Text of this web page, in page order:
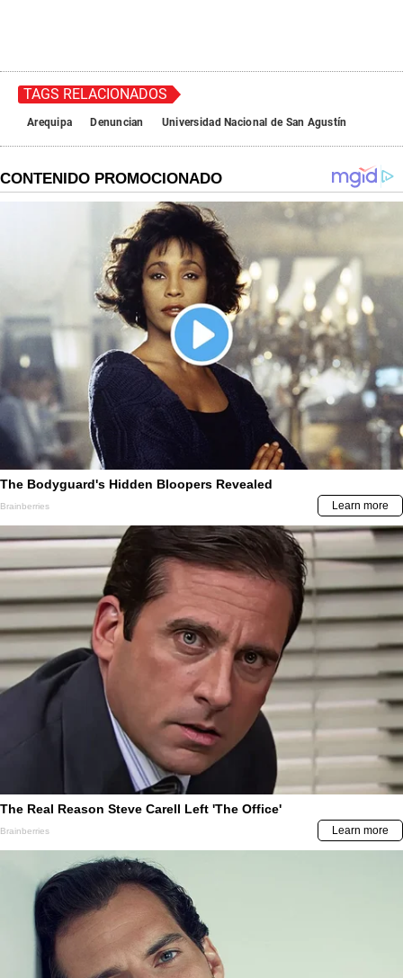
TAGS RELACIONADOS
Arequipa Denuncian Universidad Nacional de San Agustín